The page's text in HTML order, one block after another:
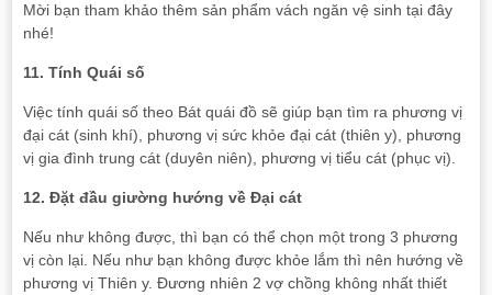
Mời bạn tham khảo thêm sản phẩm vách ngăn vệ sinh tại đây
nhé!
11. Tính Quái số
Việc tính quái số theo Bát quái đồ sẽ giúp bạn tìm ra phương vị
đại cát (sinh khí), phương vị sức khỏe đại cát (thiên y), phương
vị gia đình trung cát (duyên niên), phương vị tiểu cát (phục vị).
12. Đặt đầu giường hướng về Đại cát
Nếu như không được, thì bạn có thể chọn một trong 3 phương
vị còn lại. Nếu như bạn không được khỏe lắm thì nên hướng về
phương vị Thiên y. Đương nhiên 2 vợ chồng không nhất thiết